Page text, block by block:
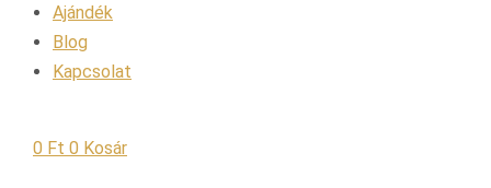
Ajándék
Blog
Kapcsolat
0 Ft 0 Kosár